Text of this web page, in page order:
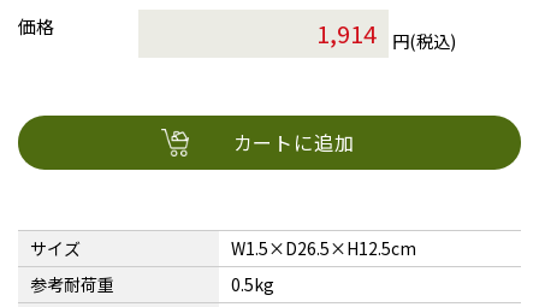
価格
円(税込)
カートに追加
サイズ
W1.5×D26.5×H12.5cm
参考耐荷重
0.5kg